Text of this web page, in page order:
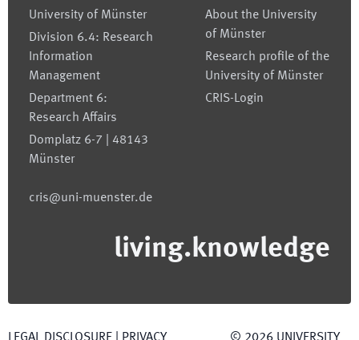
University of Münster
Division 6.4: Research
Information
Management
Department 6:
Research Affairs
Domplatz 6-7 | 48143
Münster
cris@uni-muenster.de
About the University
of Münster
Research profile of the
University of Münster
CRIS-Login
living.knowledge